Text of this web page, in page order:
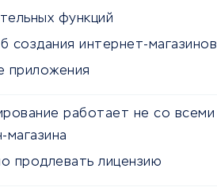
функций
создания интернет-магазинов
приложения
работает не со всеми
магазина
продлевать лицензию